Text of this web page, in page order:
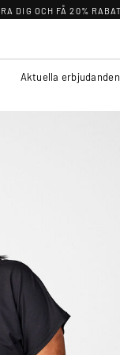
DIG OCH FÅ 20%
Aktuella erbjudanden